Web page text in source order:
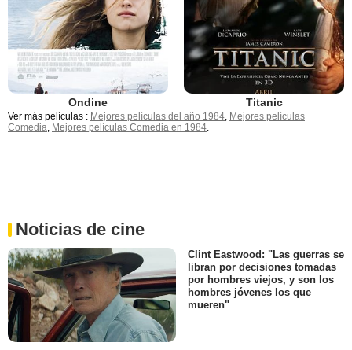
Ondine Titanic
Ver más películas : Mejores películas del año 1984 Mejores películas
Comedia Mejores películas Comedia en 1984
Noticias de cine
Clint Eastwood: "Las guerras se
libran por decisiones tomadas
por hombres viejos, y son los
hombres jóvenes los que
mueren"